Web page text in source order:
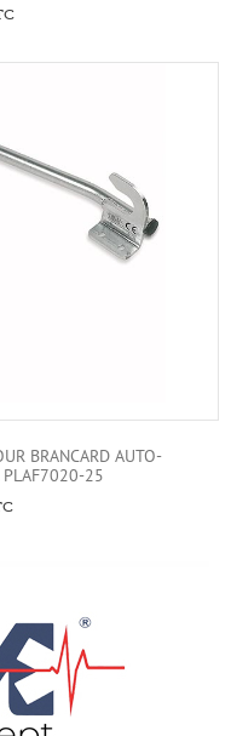
BRANCARD AUTO-
PLAF7020-25